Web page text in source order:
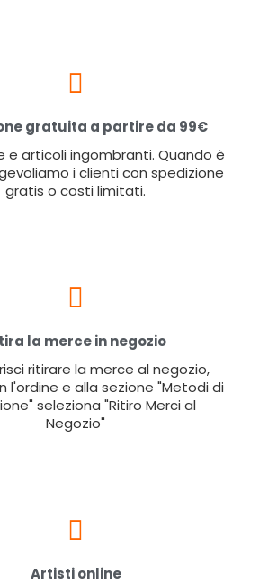
gratuita a partire da 99€
e articoli ingombranti. Quando è
i clienti con spedizione
gratis o costi limitati.
la merce in negozio
ritirare la merce al negozio,
l'ordine e alla sezione "Metodi di
seleziona "Ritiro Merci al
Negozio"
Artisti online